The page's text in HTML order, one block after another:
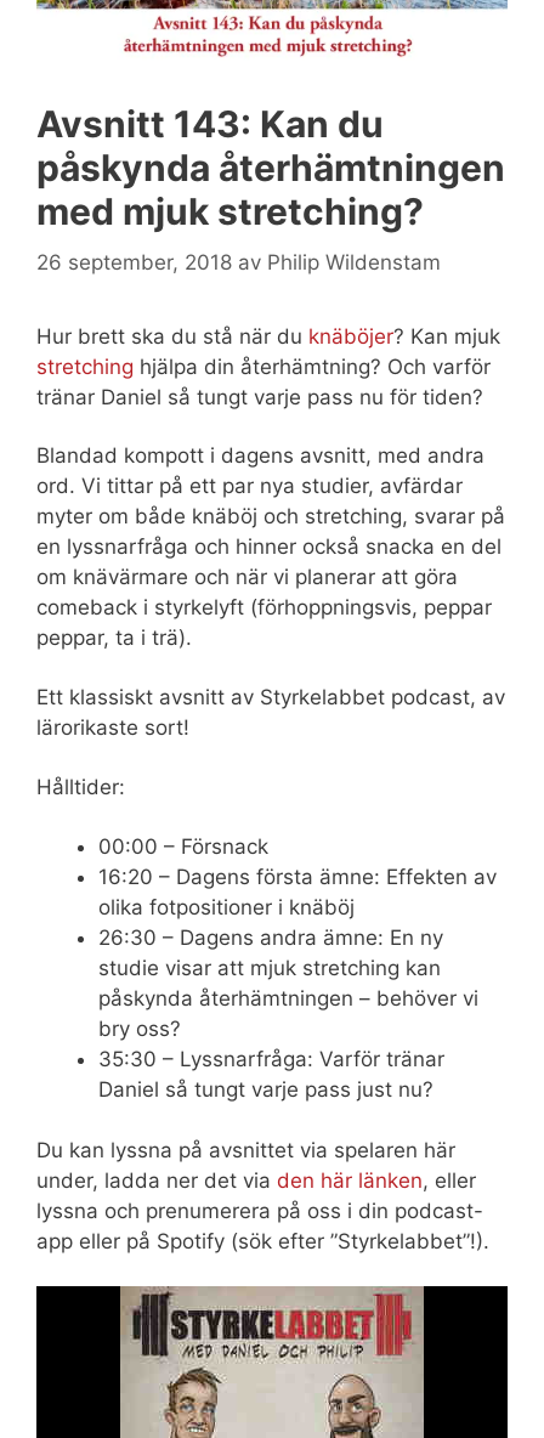
Avsnitt 143: Kan du
påskynda återhämtningen
med mjuk stretching?
26 september, 2018 av Philip Wildenstam
Hur brett ska du stå när du knäböjer? Kan mjuk
stretching hjälpa din återhämtning? Och varför
tränar Daniel så tungt varje pass nu för tiden?
Blandad kompott i dagens avsnitt, med andra
ord. Vi tittar på ett par nya studier, avfärdar
myter om både knäböj och stretching, svarar på
en lyssnarfråga och hinner också snacka en del
om knävärmare och när vi planerar att göra
comeback i styrkelyft (förhoppningsvis, peppar
peppar, ta i trä).
Ett klassiskt avsnitt av Styrkelabbet podcast, av
lärorikaste sort!
Hålltider:
00:00 – Försnack
16:20 – Dagens första ämne: Effekten av
olika fotpositioner i knäböj
26:30 – Dagens andra ämne: En ny
studie visar att mjuk stretching kan
påskynda återhämtningen – behöver vi
bry oss?
35:30 – Lyssnarfråga: Varför tränar
Daniel så tungt varje pass just nu?
Du kan lyssna på avsnittet via spelaren här
under, ladda ner det via den här länken, eller
lyssna och prenumerera på oss i din podcast-
app eller på Spotify (sök efter ”Styrkelabbet”!).